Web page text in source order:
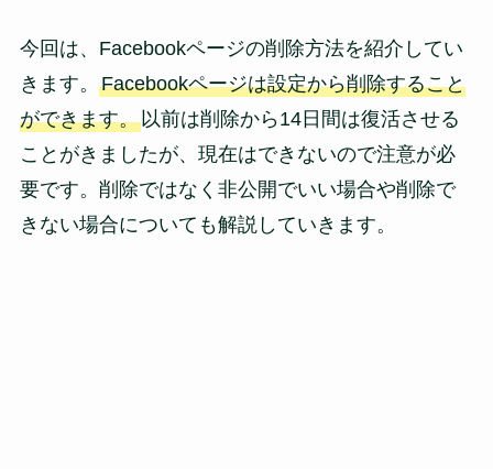
今回は、Facebookページの削除方法を紹介してい
きます。 Facebookページは設定から削除すること
ができます。以前は削除から14日間は復活させる
ことがきましたが、現在はできないので注意が必
要です。削除ではなく非公開でいい場合や削除で
きない場合についても解説していきます。